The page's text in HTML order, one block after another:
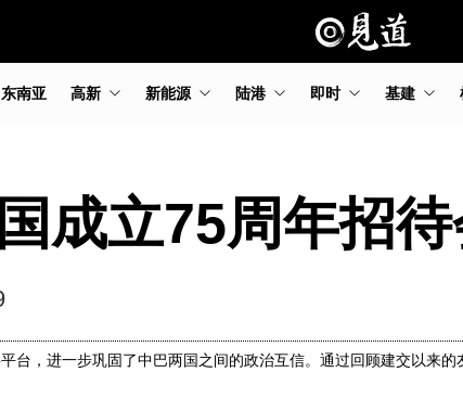
东南亚 高新 新能源 陆港 即时 基建
成立75周年招
台，进一步巩固了中巴两国之间的政治互信。通过回顾建交以来